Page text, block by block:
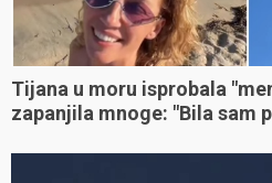
Tijana u moru isprobala
zapanjila mnoge: "Bila sam